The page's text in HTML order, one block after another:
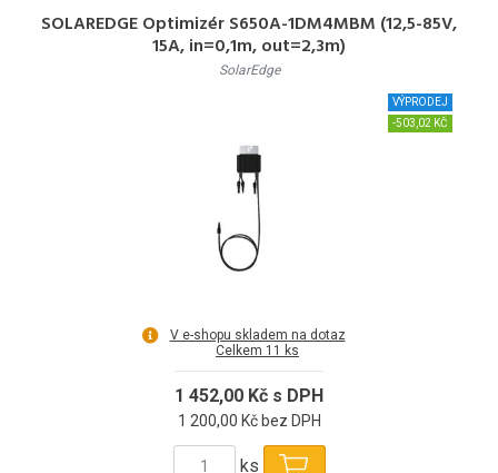
SOLAREDGE Optimizér S650A-1DM4MBM (12,5-85V,
15A, in=0,1m, out=2,3m)
SolarEdge
VÝPRODEJ
-503,02 KČ
V e-shopu skladem na dotaz
Celkem 11 ks
1 452,00 Kč s DPH
1 200,00 Kč bez DPH
ks